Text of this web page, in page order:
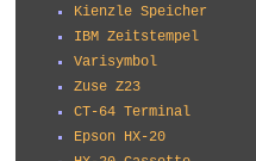
Kienzle Speicher
IBM Zeitstempel
Varisymbol
Zuse Z23
CT-64 Terminal
Epson HX-20